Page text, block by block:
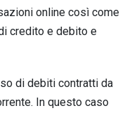
online così come
credito e debito e
di debiti contratti da
In questo caso